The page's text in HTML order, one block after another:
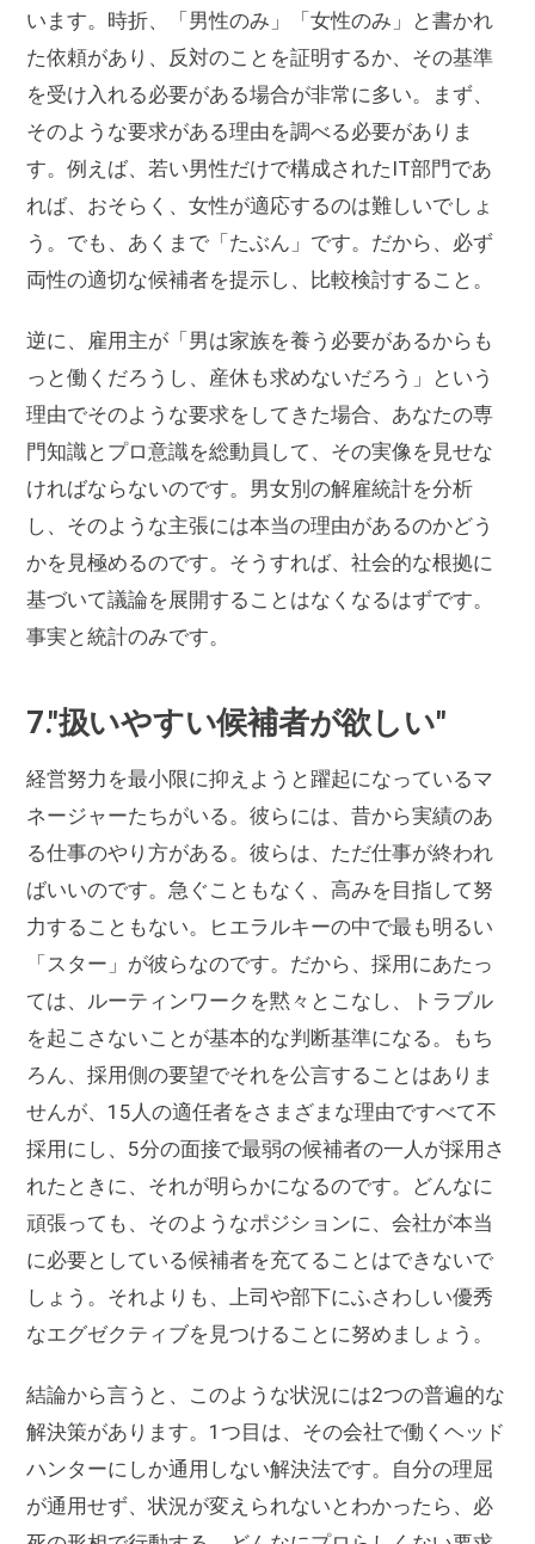
います。時折、「男性のみ」「女性のみ」と書かれ
た依頼があり、反対のことを証明するか、その基準
を受け入れる必要がある場合が非常に多い。まず、
そのような要求がある理由を調べる必要がありま
す。例えば、若い男性だけで構成されたIT部門であ
れば、おそらく、女性が適応するのは難しいでしょ
う。でも、あくまで「たぶん」です。だから、必ず
両性の適切な候補者を提示し、比較検討すること。
逆に、雇用主が「男は家族を養う必要があるからも
っと働くだろうし、産休も求めないだろう」という
理由でそのような要求をしてきた場合、あなたの専
門知識とプロ意識を総動員して、その実像を見せな
ければならないのです。男女別の解雇統計を分析
し、そのような主張には本当の理由があるのかどう
かを見極めるのです。そうすれば、社会的な根拠に
基づいて議論を展開することはなくなるはずです。
事実と統計のみです。
7."扱いやすい候補者が欲しい"
経営努力を最小限に抑えようと躍起になっているマ
ネージャーたちがいる。彼らには、昔から実績のあ
る仕事のやり方がある。彼らは、ただ仕事が終われ
ばいいのです。急ぐこともなく、高みを目指して努
力することもない。ヒエラルキーの中で最も明るい
「スター」が彼らなのです。だから、採用にあたっ
ては、ルーティンワークを黙々とこなし、トラブル
を起こさないことが基本的な判断基準になる。もち
ろん、採用側の要望でそれを公言することはありま
せんが、15人の適任者をさまざまな理由ですべて不
採用にし、5分の面接で最弱の候補者の一人が採用さ
れたときに、それが明らかになるのです。どんなに
頑張っても、そのようなポジションに、会社が本当
に必要としている候補者を充てることはできないで
しょう。それよりも、上司や部下にふさわしい優秀
なエグゼクティブを見つけることに努めましょう。
結論から言うと、このような状況には2つの普遍的な
解決策があります。1つ目は、その会社で働くヘッド
ハンターにしか通用しない解決法です。自分の理屈
が通用せず、状況が変えられないとわかったら、必